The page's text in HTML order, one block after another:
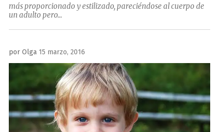
más proporcionado y estilizado, pareciéndose al cuerpo de
un adulto pero...
por Olga Publicado
el
15 marzo, 2016